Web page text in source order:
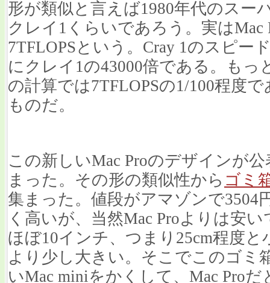
形が類似と言えば1980年代のスー
クレイ1くらいであろう。実は
7TFLOPSという。Cray 1のスピー
にクレイ1の43000倍である。もっ
の計算では7TFLOPSの1/100程度
ものだ。
この新しいMac Proのデザインが
まった。その形の類似性から ゴミ
集まった。値段がアマゾンで3504
く高いが、当然Mac Proよりは安
ほぼ10インチ、つまり25cm程度
より少し大きい。そこでこのゴミ
いMac miniをかくして、Mac Pro